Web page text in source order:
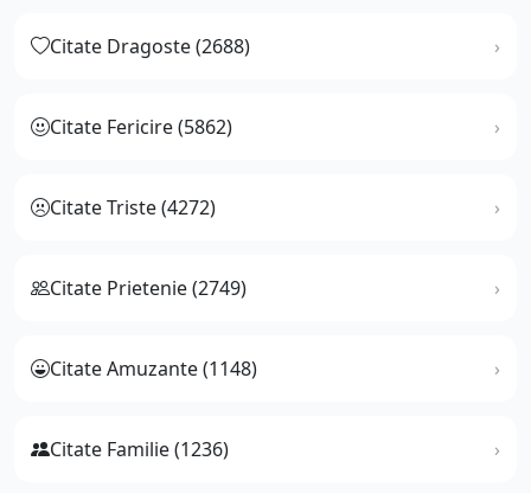
Citate Dragoste (2688)
Citate Fericire (5862)
Citate Triste (4272)
Citate Prietenie (2749)
Citate Amuzante (1148)
Citate Familie (1236)